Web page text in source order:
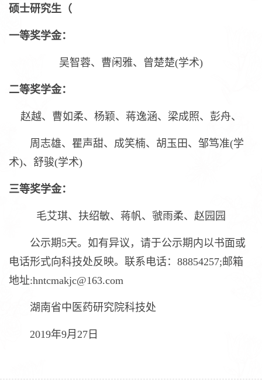
硕士研究生（
一等奖学金：
吴智蓉、曹闲雅、曾楚楚(学术)
二等奖学金：
赵越、曹如柔、杨颖、蒋逸涵、梁成照、彭舟、
周志雄、瞿声甜、成笑楠、胡玉田、邹笃准(学
术)、舒骏(学术)
三等奖学金：
毛艾琪、扶绍敏、蒋帆、虢雨柔、赵园园
公示期5天。如有异议，请于公示期内以书面或
电话形式向科技处反映。联系电话：88854257;邮箱
地址:hntcmakjc@163.com
湖南省中医药研究院科技处
2019年9月27日